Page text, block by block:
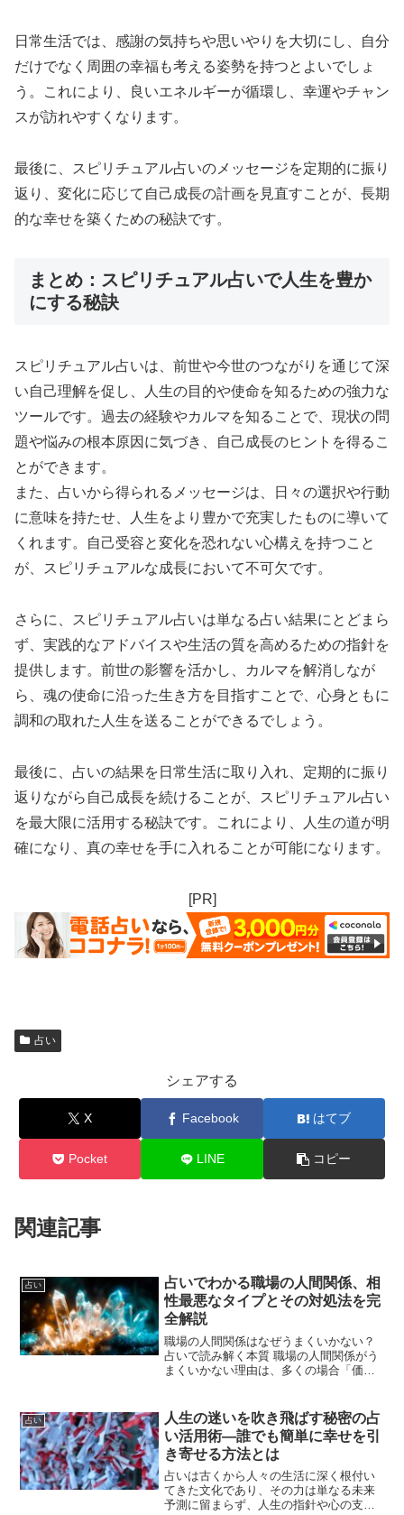
日常生活では、感謝の気持ちや思いやりを大切にし、自分
だけでなく周囲の幸福も考える姿勢を持つとよいでしょ
う。これにより、良いエネルギーが循環し、幸運やチャン
スが訪れやすくなります。
最後に、スピリチュアル占いのメッセージを定期的に振り
返り、変化に応じて自己成長の計画を見直すことが、長期
的な幸せを築くための秘訣です。
まとめ：スピリチュアル占いで人生を豊か
にする秘訣
スピリチュアル占いは、前世や今世のつながりを通じて深
い自己理解を促し、人生の目的や使命を知るための強力な
ツールです。過去の経験やカルマを知ることで、現状の問
題や悩みの根本原因に気づき、自己成長のヒントを得るこ
とができます。
また、占いから得られるメッセージは、日々の選択や行動
に意味を持たせ、人生をより豊かで充実したものに導いて
くれます。自己受容と変化を恐れない心構えを持つこと
が、スピリチュアルな成長において不可欠です。
さらに、スピリチュアル占いは単なる占い結果にとどまら
ず、実践的なアドバイスや生活の質を高めるための指針を
提供します。前世の影響を活かし、カルマを解消しなが
ら、魂の使命に沿った生き方を目指すことで、心身ともに
調和の取れた人生を送ることができるでしょう。
最後に、占いの結果を日常生活に取り入れ、定期的に振り
返りながら自己成長を続けることが、スピリチュアル占い
を最大限に活用する秘訣です。これにより、人生の道が明
確になり、真の幸せを手に入れることが可能になります。
[PR]
占い
シェアする
X Facebook はてブ
Pocket LINE コピー
関連記事
占い
占いでわかる職場の人間関係、相
性最悪なタイプとその対処法を完
全解説
職場の人間関係はなぜうまくいかない？
占いで読み解く本質 職場の人間関係がう
まくいかない理由は、多くの場合「価値
では説明しきれない複雑な要素も隠れて
います。占いの観点から...
占い
人生の迷いを吹き飛ばす秘密の占
い活用術―誰でも簡単に幸せを引
き寄せる方法とは
占いは古くから人々の生活に深く根付い
てきた文化であり、その力は単なる未来
予測に留まらず、人生の指針や心の支え